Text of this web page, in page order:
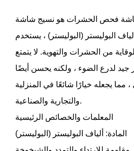
فحص الحشرات هو نسيج شاشة
البوليستر (البوليستر) ، يستخدم
من الحشرات والتهوية. لا يتمتع
جيد لدرع الضوء ، ولكنه يحسن أيضًا
مما يجعله خيارًا شائعًا في المنزلية
والتجارية والصناعية.
المعلمات والخصائص الرئيسية
المادة: ألياف البوليستر (البوليستر)